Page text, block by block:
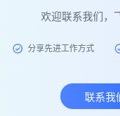
欢迎联系我们，
分享先进工作方式
联系我